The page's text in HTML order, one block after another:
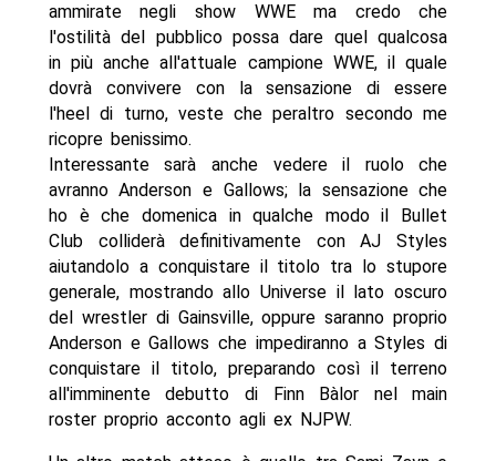
ammirate negli show WWE ma credo che
l'ostilità del pubblico possa dare quel qualcosa
in più anche all'attuale campione WWE, il quale
dovrà convivere con la sensazione di essere
l'heel di turno, veste che peraltro secondo me
ricopre benissimo.
Interessante sarà anche vedere il ruolo che
avranno Anderson e Gallows; la sensazione che
ho è che domenica in qualche modo il Bullet
Club colliderà definitivamente con AJ Styles
aiutandolo a conquistare il titolo tra lo stupore
generale, mostrando allo Universe il lato oscuro
del wrestler di Gainsville, oppure saranno proprio
Anderson e Gallows che impediranno a Styles di
conquistare il titolo, preparando così il terreno
all'imminente debutto di Finn Bàlor nel main
roster proprio acconto agli ex NJPW.